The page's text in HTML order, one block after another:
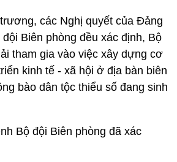
các Nghị quyết của Đảng
Biên phòng đều xác định, Bộ
tham gia vào việc xây dựng cơ
kinh tế - xã hội ở địa bàn biên
bào dân tộc thiểu số đang sinh
Bộ đội Biên phòng đã xác